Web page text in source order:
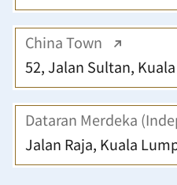
China Town
52, Jalan Sultan,
Dataran Merdeka
Jalan Raja, Kuala